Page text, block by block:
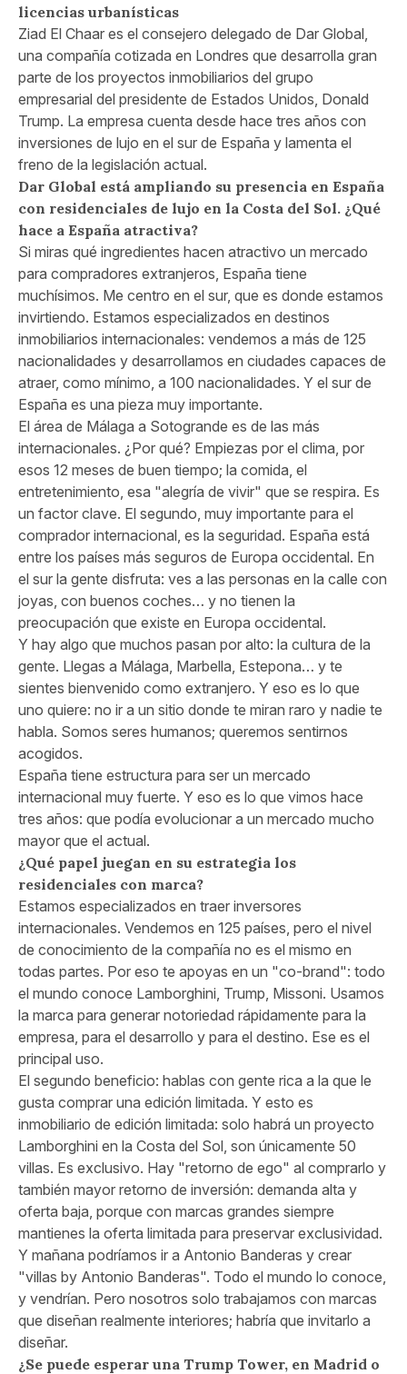
licencias urbanísticas
Ziad El Chaar es el consejero delegado de Dar Global,
una compañía cotizada en Londres que desarrolla gran
parte de los proyectos inmobiliarios del grupo
empresarial del presidente de Estados Unidos, Donald
Trump. La empresa cuenta desde hace tres años con
inversiones de lujo en el sur de España y lamenta el
freno de la legislación actual.
Dar Global está ampliando su presencia en España
con residenciales de lujo en la Costa del Sol. ¿Qué
hace a España atractiva?
Si miras qué ingredientes hacen atractivo un mercado
para compradores extranjeros, España tiene
muchísimos. Me centro en el sur, que es donde estamos
invirtiendo. Estamos especializados en destinos
inmobiliarios internacionales: vendemos a más de 125
nacionalidades y desarrollamos en ciudades capaces de
atraer, como mínimo, a 100 nacionalidades. Y el sur de
España es una pieza muy importante.
El área de Málaga a Sotogrande es de las más
internacionales. ¿Por qué? Empiezas por el clima, por
esos 12 meses de buen tiempo; la comida, el
entretenimiento, esa "alegría de vivir" que se respira. Es
un factor clave. El segundo, muy importante para el
comprador internacional, es la seguridad. España está
entre los países más seguros de Europa occidental. En
el sur la gente disfruta: ves a las personas en la calle con
joyas, con buenos coches… y no tienen la
preocupación que existe en Europa occidental.
Y hay algo que muchos pasan por alto: la cultura de la
gente. Llegas a Málaga, Marbella, Estepona… y te
sientes bienvenido como extranjero. Y eso es lo que
uno quiere: no ir a un sitio donde te miran raro y nadie te
habla. Somos seres humanos; queremos sentirnos
acogidos.
España tiene estructura para ser un mercado
internacional muy fuerte. Y eso es lo que vimos hace
tres años: que podía evolucionar a un mercado mucho
mayor que el actual.
¿Qué papel juegan en su estrategia los
residenciales con marca?
Estamos especializados en traer inversores
internacionales. Vendemos en 125 países, pero el nivel
de conocimiento de la compañía no es el mismo en
todas partes. Por eso te apoyas en un "co-brand": todo
el mundo conoce Lamborghini, Trump, Missoni. Usamos
la marca para generar notoriedad rápidamente para la
empresa, para el desarrollo y para el destino. Ese es el
principal uso.
El segundo beneficio: hablas con gente rica a la que le
gusta comprar una edición limitada. Y esto es
inmobiliario de edición limitada: solo habrá un proyecto
Lamborghini en la Costa del Sol, son únicamente 50
villas. Es exclusivo. Hay "retorno de ego" al comprarlo y
también mayor retorno de inversión: demanda alta y
oferta baja, porque con marcas grandes siempre
mantienes la oferta limitada para preservar exclusividad.
Y mañana podríamos ir a Antonio Banderas y crear
"villas by Antonio Banderas". Todo el mundo lo conoce,
y vendrían. Pero nosotros solo trabajamos con marcas
que diseñan realmente interiores; habría que invitarlo a
diseñar.
¿Se puede esperar una Trump Tower, en Madrid o